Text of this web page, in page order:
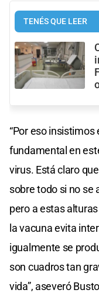
TENÉS QUE LEER
“Por eso insistimos
fundamental en
virus. Está claro
sobre todo si no se
pero a estas
la vacuna evita
igualmente se
son cuadros tan
vida”, aseveró